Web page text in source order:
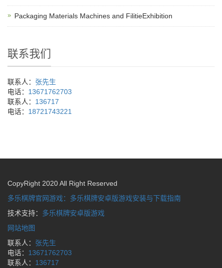
Packaging Materials Machines and FilitieExhibition
联系我们
联系人： 张先生
电话： 13671762703
联系人： 136717
电话： 18721743221
CopyRight 2020 All Right Reserved
多乐棋牌官网游戏：多乐棋牌安卓版游戏安装与下载指南
技术支持： 多乐棋牌安卓版游戏
网站地图
联系人： 张先生
电话： 13671762703
联系人： 136717